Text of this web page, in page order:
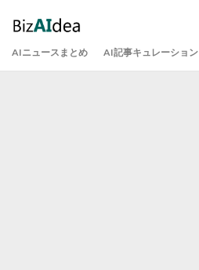
AIニュースまとめ AI記事キュレーション